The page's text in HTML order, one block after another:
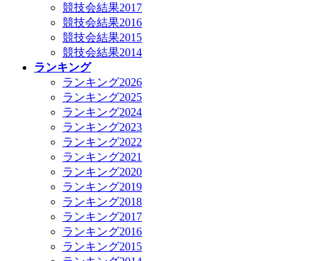
競技会結果2017
競技会結果2016
競技会結果2015
競技会結果2014
ランキング
ランキング2026
ランキング2025
ランキング2024
ランキング2023
ランキング2022
ランキング2021
ランキング2020
ランキング2019
ランキング2018
ランキング2017
ランキング2016
ランキング2015